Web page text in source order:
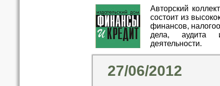
Авторский
состоит из
финансов,
дела, аудита
деятельности.
27/06/2012